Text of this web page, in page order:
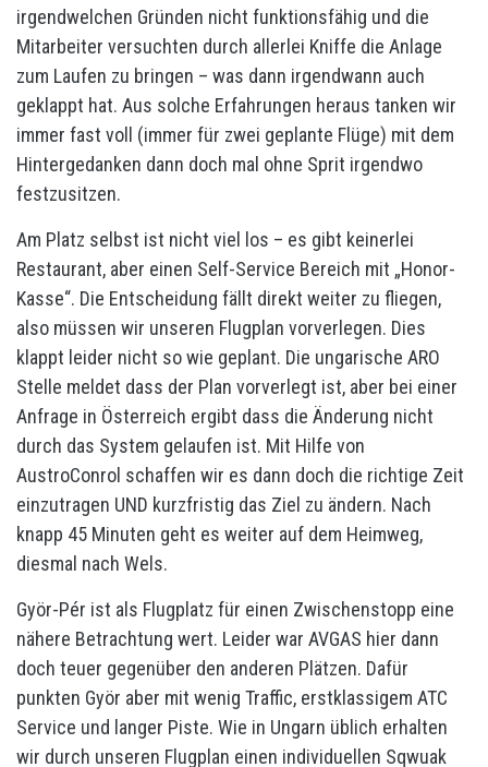
irgendwelchen Gründen nicht funktionsfähig und die
Mitarbeiter versuchten durch allerlei Kniffe die Anlage
zum Laufen zu bringen – was dann irgendwann auch
geklappt hat. Aus solche Erfahrungen heraus tanken wir
immer fast voll (immer für zwei geplante Flüge) mit dem
Hintergedanken dann doch mal ohne Sprit irgendwo
festzusitzen.
Am Platz selbst ist nicht viel los – es gibt keinerlei
Restaurant, aber einen Self-Service Bereich mit „Honor-
Kasse“. Die Entscheidung fällt direkt weiter zu fliegen,
also müssen wir unseren Flugplan vorverlegen. Dies
klappt leider nicht so wie geplant. Die ungarische ARO
Stelle meldet dass der Plan vorverlegt ist, aber bei einer
Anfrage in Österreich ergibt dass die Änderung nicht
durch das System gelaufen ist. Mit Hilfe von
AustroConrol schaffen wir es dann doch die richtige Zeit
einzutragen UND kurzfristig das Ziel zu ändern. Nach
knapp 45 Minuten geht es weiter auf dem Heimweg,
diesmal nach Wels.
Györ-Pér ist als Flugplatz für einen Zwischenstopp eine
nähere Betrachtung wert. Leider war AVGAS hier dann
doch teuer gegenüber den anderen Plätzen. Dafür
punkten Györ aber mit wenig Traffic, erstklassigem ATC
Service und langer Piste. Wie in Ungarn üblich erhalten
wir durch unseren Flugplan einen individuellen Sqwuak